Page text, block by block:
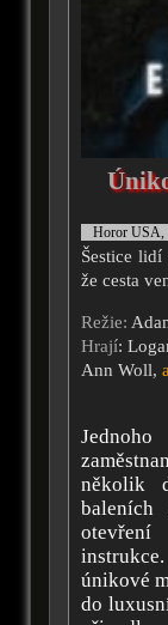
Horor USA,
Šestice
že cesta
Režie:
Hrají:
Ann Woll,
několik
únikové
do